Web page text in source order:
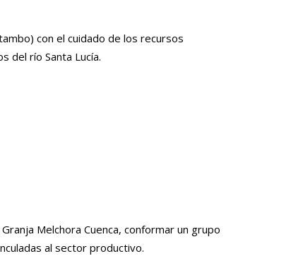
con el cuidado de los recursos
del río Santa Lucía.
Melchora Cuenca, conformar un grupo
al sector productivo.